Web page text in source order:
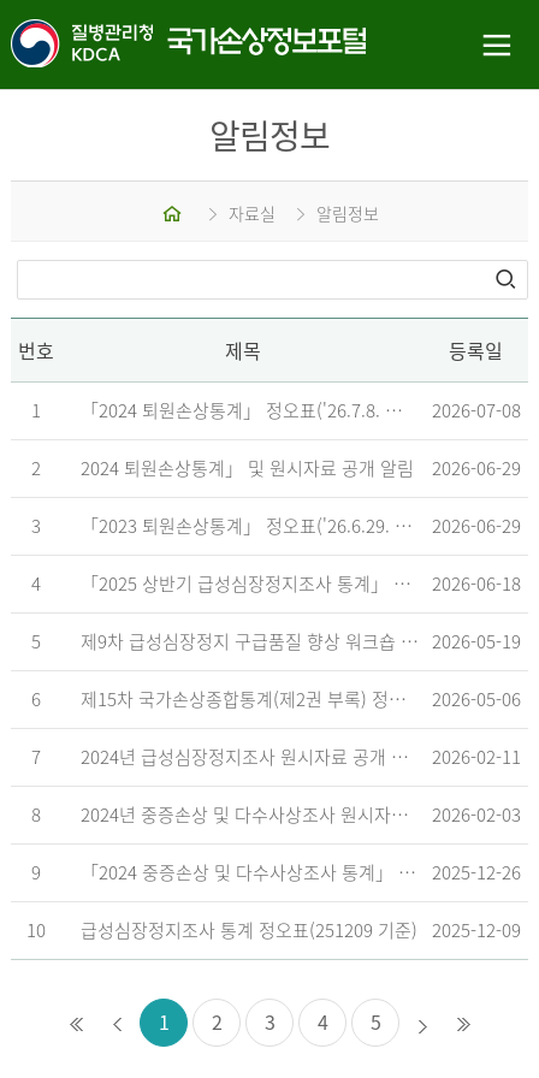
알림정보
홈 자료실 알림정보
번호 제목 등록일
1 「2024 퇴원손상통계」 정오표('26.7.8. 기준) 2026-07-08
2 2024 퇴원손상통계」 및 원시자료 공개 알림 2026-06-29
3 「2023 퇴원손상통계」 정오표('26.6.29. 기준) 2026-06-29
4 「2025 상반기 급성심장정지조사 통계」 공표 2026-06-18
5 제9차 급성심장정지 구급품질 향상 워크숍 개최 안내 2026-05-19
6 제15차 국가손상종합통계(제2권 부록) 정오표('26.5.18. 기준) 2026-05-06
7 2024년 급성심장정지조사 원시자료 공개 알림 2026-02-11
8 2024년 중증손상 및 다수사상조사 원시자료 공개 알림 2026-02-03
9 「2024 중증손상 및 다수사상조사 통계」 공표 2025-12-26
10 급성심장정지조사 통계 정오표(251209 기준) 2025-12-09
1 2 3 4 5